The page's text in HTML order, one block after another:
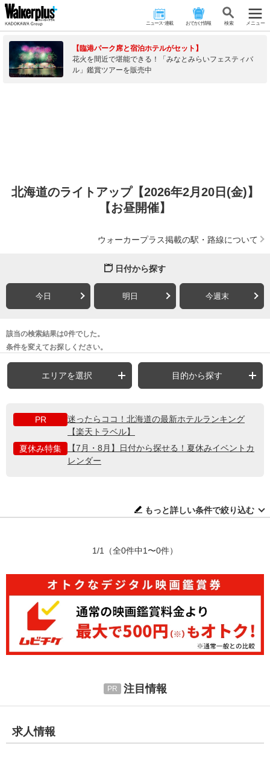
ニュース･連載 おでかけ情報 検 索 メニュー
【臨港パーク席と宿泊ホテルがセット】
花火を間近で堪能できる！「みなとみらいフェスティバ
ル」鑑賞ツアーを販売中
北海道のライトアップ【2026年2月20日(金)】
【お昼開催】
ウォーカープラス掲載の駅・路線について
日付から探す
今日 明日 今週末
該当の検索結果は0件でした。
条件を変えてお探しください。
エリアを選択 目的から探す
PR
迷ったらココ！北海道の最新ホテルランキング
【楽天トラベル】
夏休み特集
【7月・8月】日付から探せる！夏休みイベントカ
レンダー
もっと詳しい条件で絞り込む
1/1 （全0件中1〜0件）
注目情報
求人情報